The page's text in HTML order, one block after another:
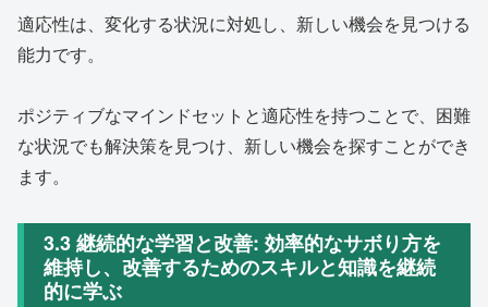
適応性は、変化する状況に対処し、新しい機会を見つける
能力です。
ポジティブなマインドセットと適応性を持つことで、困難
な状況でも解決策を見つけ、新しい機会を探すことができ
ます。
3.3 継続的な学習と改善: 効率的なサボり方を
維持し、改善するためのスキルと知識を継続
的に学ぶ